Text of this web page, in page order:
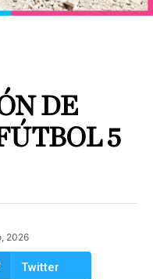
DE
5
2026
Twitter